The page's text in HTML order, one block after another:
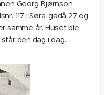
Georg Bjørnson
117 i Søra-gadå 27 og
samme år. Huset ble
den dag i dag.